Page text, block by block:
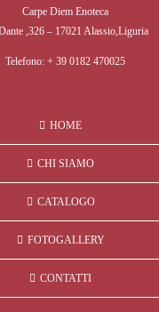
Carpe Diem Enoteca
,326 – 17021 Alassio,Liguria
Telefono:+ 39 0182 470025
HOME
CHI SIAMO
CATALOGO
FOTOGALLERY
CONTATTI